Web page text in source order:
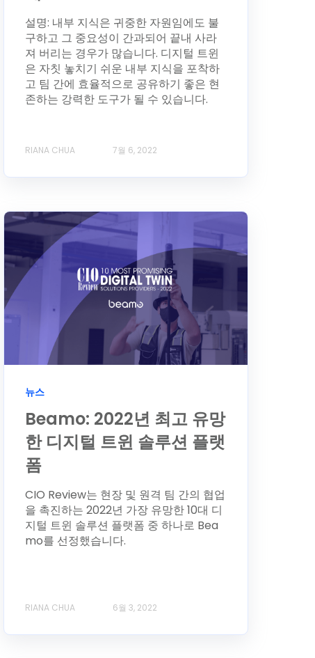
설명: 내부 지식은 귀중한 자원임에도 불
구하고 그 중요성이 간과되어 끝내 사라
져 버리는 경우가 많습니다. 디지털 트윈
은 자칫 놓치기 쉬운 내부 지식을 포착하
고 팀 간에 효율적으로 공유하기 좋은 현
존하는 강력한 도구가 될 수 있습니다.
RIANA CHUA 7월 6, 2022
뉴스
Beamo: 2022년 최고 유망
한 디지털 트윈 솔루션 플랫
폼
CIO Review는 현장 및 원격 팀 간의 협업
을 촉진하는 2022년 가장 유망한 10대 디
지털 트윈 솔루션 플랫폼 중 하나로 Bea
mo를 선정했습니다.
RIANA CHUA 6월 3, 2022